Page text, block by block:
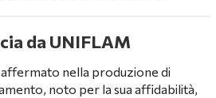
da UNIFLAM
nella produzione di
noto per la sua affidabilità,